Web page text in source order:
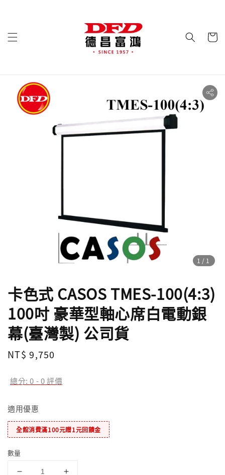
1 /1
卡色式 CASOS TMES-100(4:3)
100吋 豪華型軸心席白電動銀
幕(臺灣製) 公司貨
Regular
NT$ 9,750
總分:0 -0評價
適用優惠
全館消費滿100元贈1元回饋金
數量